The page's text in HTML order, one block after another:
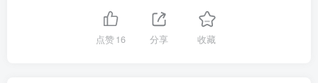
点赞16 分享 收藏